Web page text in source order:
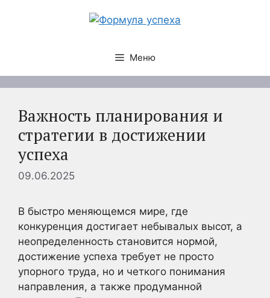
Меню
Важность планирования и
стратегии в достижении
успеха
09.06.2025
В быстро меняющемся мире, где
конкуренция достигает небывалых высот, а
неопределенность становится нормой,
достижение успеха требует не просто
упорного труда, но и четкого понимания
направления, а также продуманной